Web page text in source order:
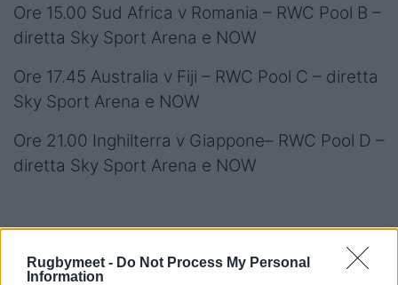
Rugbymeet - Do Not Process My Personal
Information
Ore 15.00 Sud Africa v Romania – RWC Pool B –
diretta Sky Sport Arena e NOW
Ore 17.45 Australia v Fiji – RWC Pool C – diretta
Sky Sport Arena e NOW
Ore 21.00 Inghilterra v Giappone– RWC Pool D –
diretta Sky Sport Arena e NOW
Rugby World Cup 2023: squadre, gironi,
orari e stadi del Mondiale di Rugby<